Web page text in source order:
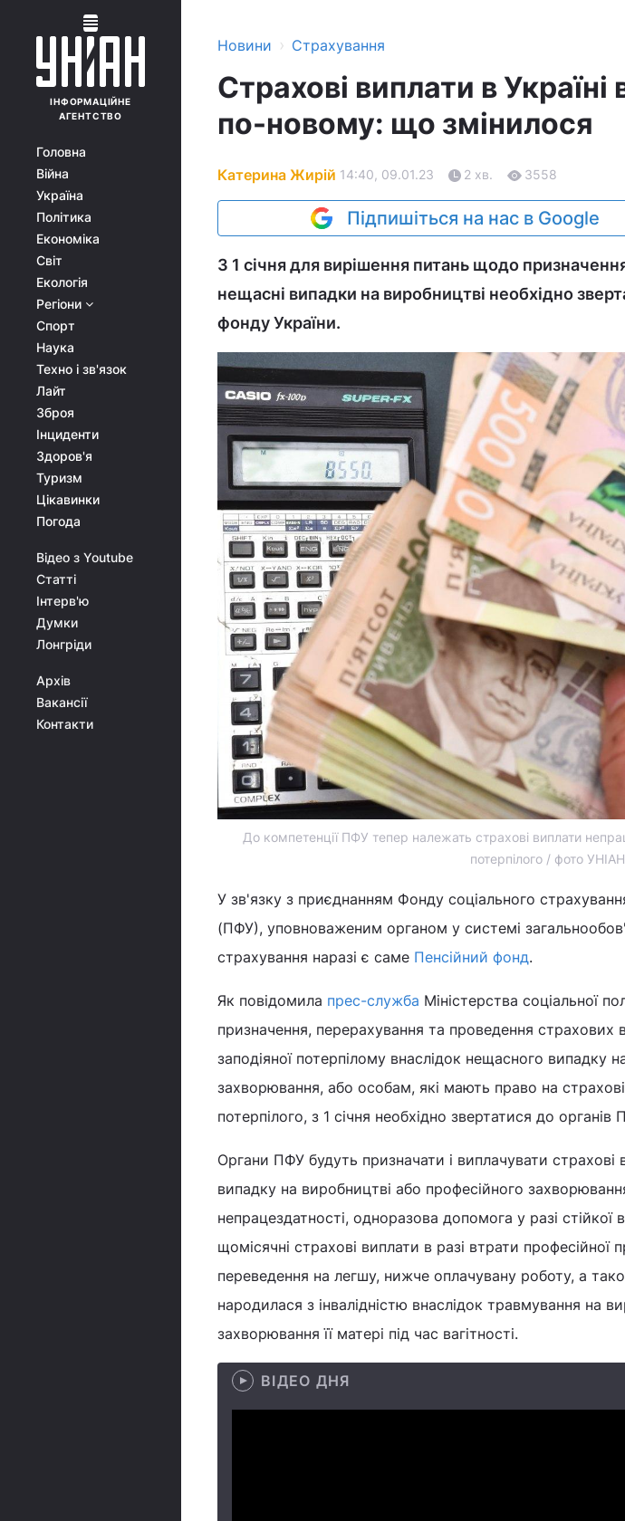
ІНФОРМАЦІЙНЕ
АГЕНТСТВО
Головна
Війна
Україна
Політика
Економіка
Світ
Екологія
Регіони
Спорт
Наука
Техно і зв'язок
Лайт
Зброя
Інциденти
Здоров'я
Туризм
Цікавинки
Погода
Відео з Youtube
Статті
Інтерв'ю
Думки
Лонгріди
Архів
Вакансії
Контакти
Новини › Страхування
Страхові виплати в
по-новому: що змінилося
Катерина Жирій 14:40, 09.01.23 2 хв. 3558
Підпишіться на нас в Google
З 1 січня для вирішення питань щодо
нещасні випадки на виробництві необхідно
фонду України.
До компетенції ПФУ тепер належать страхові виплати
потерпілого / фото УНІАН
У зв'язку з приєднанням Фонду соціального
(ПФУ), уповноваженим органом у системі
страхування наразі є саме Пенсійний фонд.
Як повідомила прес-служба Міністерства соціальної
призначення, перерахування та проведення страхових
заподіяної потерпілому внаслідок нещасного випадку
захворювання, або особам, які мають право на
потерпілого, з 1 січня необхідно звертатися до органів
Органи ПФУ будуть призначати і виплачувати страхові
випадку на виробництві або професійного
непрацездатності, одноразова допомога у разі стійкої
щомісячні страхові виплати в разі втрати професійної
переведення на легшу, нижче оплачувану роботу, а
народилася з інвалідністю внаслідок травмування на
захворювання її матері під час вагітності.
ВІДЕО ДНЯ